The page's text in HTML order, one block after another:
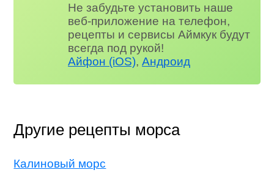
Не забудьте установить наше
веб-приложение на телефон,
рецепты и сервисы Аймкук будут
всегда под рукой!
Айфон (iOS),Андроид
Другие рецепты морса
Калиновый морс